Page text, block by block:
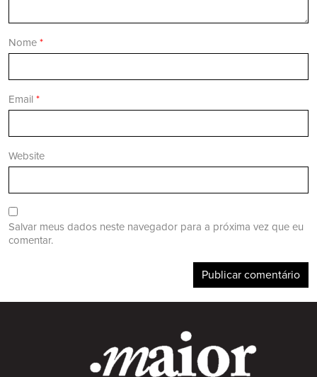
Nome *
Email *
Website
Salvar meus dados neste navegador para a próxima vez que eu
comentar.